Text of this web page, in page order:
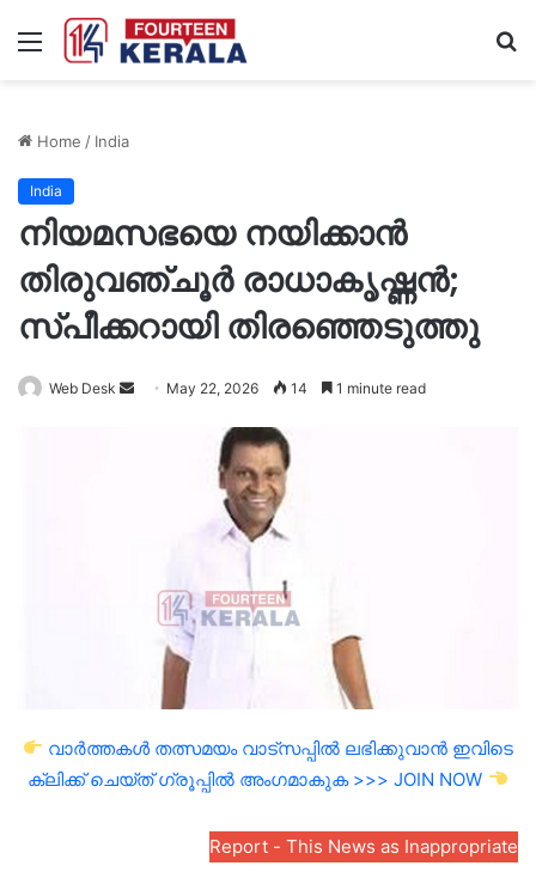
Menu
Home / India
India
നിയമസഭയെ നയിക്കാൻ
തിരുവഞ്ചൂർ രാധാകൃഷ്ണൻ;
സ്പീക്കറായി തിരഞ്ഞെടുത്തു
Web Desk
Send May 22, 2026 14 1 minute read
വാർത്തകൾ തത്സമയം വാട്സപ്പിൽ ലഭിക്കുവാൻ ഇവിടെ
ക്ലിക്ക് ചെയ്ത് ഗ്രൂപ്പിൽ അംഗമാകുക >>> JOIN NOW
Report - This News as Inappropriate